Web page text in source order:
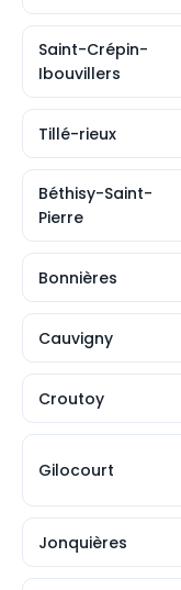
Saint-Crépin-
Ibouvillers
Tillé-rieux
Béthisy-Saint-
Pierre
Bonnières
Cauvigny
Croutoy
Gilocourt
Jonquières